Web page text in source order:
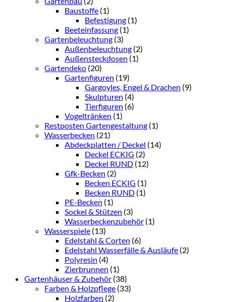
Baustoffe (1)
Befestigung (1)
Beeteinfassung (1)
Gartenbeleuchtung (3)
Außenbeleuchtung (2)
Außensteckdosen (1)
Gartendeko (20)
Gartenfiguren (19)
Gargoyles, Engel & Drachen (9)
Skulpturen (4)
Tierfiguren (6)
Vogeltränken (1)
Restposten Gartengestaltung (1)
Wasserbecken (21)
Abdeckplatten / Deckel (14)
Deckel ECKIG (2)
Deckel RUND (12)
Gfk-Becken (2)
Becken ECKIG (1)
Becken RUND (1)
PE-Becken (1)
Sockel & Stützen (3)
Wasserbeckenzubehör (1)
Wasserspiele (13)
Edelstahl & Corten (6)
Edelstahl Wasserfälle & Ausläufe (2)
Polyresin (4)
Zierbrunnen (1)
Gartenhäuser & Zubehör (38)
Farben & Holzpflege (33)
Holzfarben (2)